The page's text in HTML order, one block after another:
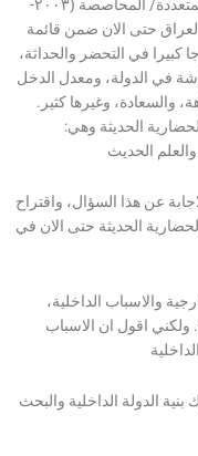
الحزب الواحد (١٩٦٨-٢٠٠٣)، وحكم الاحزاب المتعددة/ المحاصصة (٢٠٠٣-
حتى الان ضمن قائمة
كبيرا في التحضر والحداثة،
في الدولة، ومعدل الدخل
والسعادة، وغيرها كثير.
الحديثة وهي:
عن هذا السؤال، واقتراح
الحديثة حتى الان في
والاسباب الداخلية،
ولكني اقول ان الاسباب
الدولة الداخلية والبحث